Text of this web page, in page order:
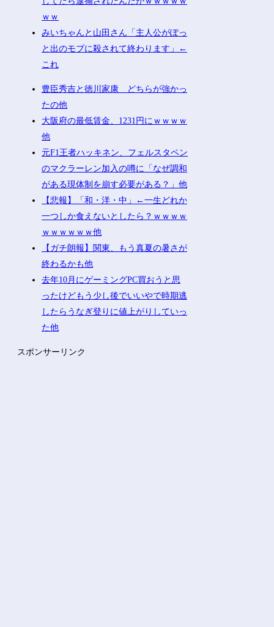
ｗｗ
みいちゃんと山田さん「主人公がぽっ
と出のモブに殺されて終わります」←
これ
豊臣秀吉と徳川家康 どちらが強かっ
たの他
大阪府の最低賃金、1231円にｗｗｗｗ
他
元F1王者ハッキネン、フェルスタペン
のマクラーレン加入の噂に「なぜ調和
がある現体制を崩す必要がある？」他
【悲報】「和・洋・中」←一生どれか
一つしか食えないとしたら？ｗｗｗｗ
ｗｗｗｗｗｗ他
【ガチ朗報】関東、もう真夏の暑さが
終わるかも他
去年10月にゲーミングPC買おうと思
ったけどもう少し後でいいやで時期逃
したらうなぎ登りに値上がりしていっ
た他
スポンサーリンク